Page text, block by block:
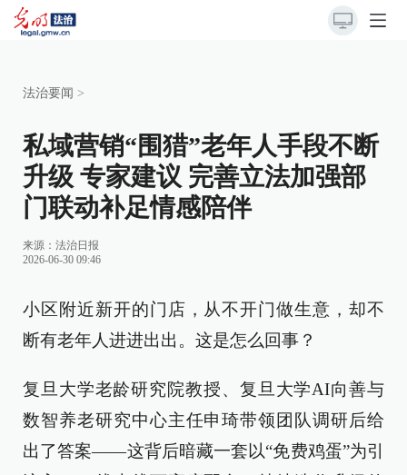
法治要闻 >
私域营销“围猎”老年人手段不断
升级 专家建议 完善立法加强部
门联动补足情感陪伴
来源： 法治日报
2026-06-30 09:46
小区附近新开的门店，从不开门做生意，却不
断有老年人进进出出。这是怎么回事？
复旦大学老龄研究院教授、复旦大学AI向善与
数智养老研究中心主任申琦带领团队调研后给
出了答案——这背后暗藏一套以“免费鸡蛋”为引